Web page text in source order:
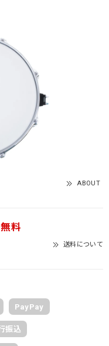
ABOUT
料
送料について
PayPay
振込